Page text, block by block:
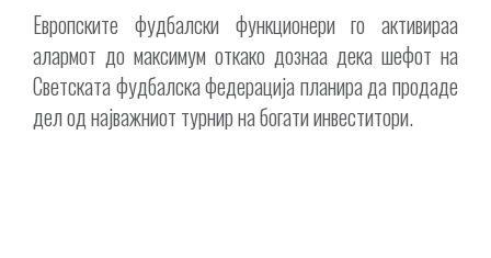
Европските фудбалски функционери го активираа
алармот до максимум откако дознаа дека шефот на
Светската фудбалска федерација планира да продаде
дел од најважниот турнир на богати инвеститори.